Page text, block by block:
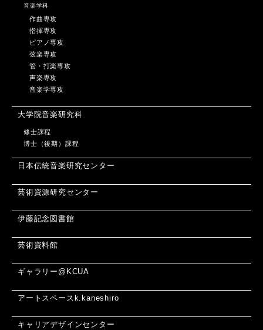
音楽学科
作曲専攻
指揮専攻
ピアノ専攻
弦楽専攻
管・打楽専攻
声楽専攻
音楽学専攻
大学院音楽研究科
修士課程
博士（後期）課程
日本伝統音楽研究センター
芸術資源研究センター
伊藤記念図書館
芸術資料館
ギャラリー@KCUA
アートスペースk.kaneshiro
キャリアデザインセンター